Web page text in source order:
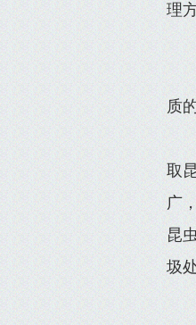
理
质
取
广
昆
圾